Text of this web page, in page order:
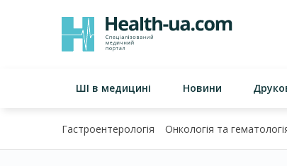
ШІ в медицині Новини
Гастроентерологія Онкологія та